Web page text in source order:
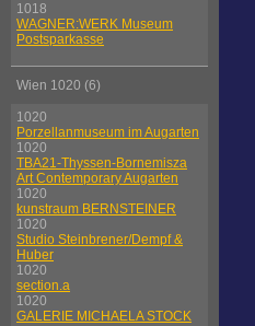
1018
WAGNER:WERK Museum
Postsparkasse
Wien 1020 (6)
1020
Porzellanmuseum im Augarten
1020
TBA21-Thyssen-Bornemisza
Art Contemporary Augarten
1020
kunstraum BERNSTEINER
1020
Studio Steinbrener/Dempf &
Huber
1020
section.a
1020
GALERIE MICHAELA STOCK